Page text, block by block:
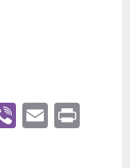
Viber
Email